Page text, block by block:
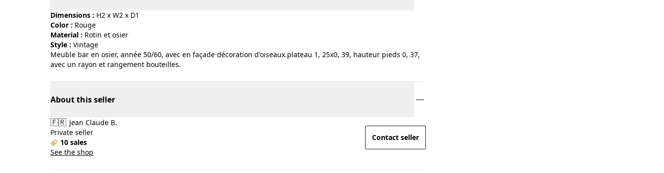
Dimensions : H2 x W2 x D1
Color :
rouge
Material :
rotin et osier
Style :
vintage
Meuble bar en osier, année 50/60, avec en façade décoration d'oiseaux.plateau 1, 25x0, 39, hauteur pieds 0, 37,
avec un rayon et rangement bouteilles.
About this seller
🇫🇷 Jean Claude B.
Private seller
10 sales
See the shop
Contact seller